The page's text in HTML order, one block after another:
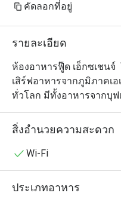
คัดลอกที่อยู่
รายละเอียด
ห้องอาหารฟู๊ด เอ็กซเชน
เสิร์ฟอาหารจากภูมิภาคเ
ทั่วโลก มีทั้งอาหารจากบุฟ
ทุกๆวันและอาหารตามสั่ง
อาหารอยู่ที่วัตถุดิบที่ผู้มาเ
ปการตกแต่งที่สะท้อนถึงวั
ทำให้รู้สึกเหมือนอยู่ท่ามก
สิ่งอำนวยความสะดวก
Wi-Fi
ประเภทอาหาร